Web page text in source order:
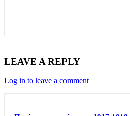
LEAVE A REPLY
Log in to leave a comment